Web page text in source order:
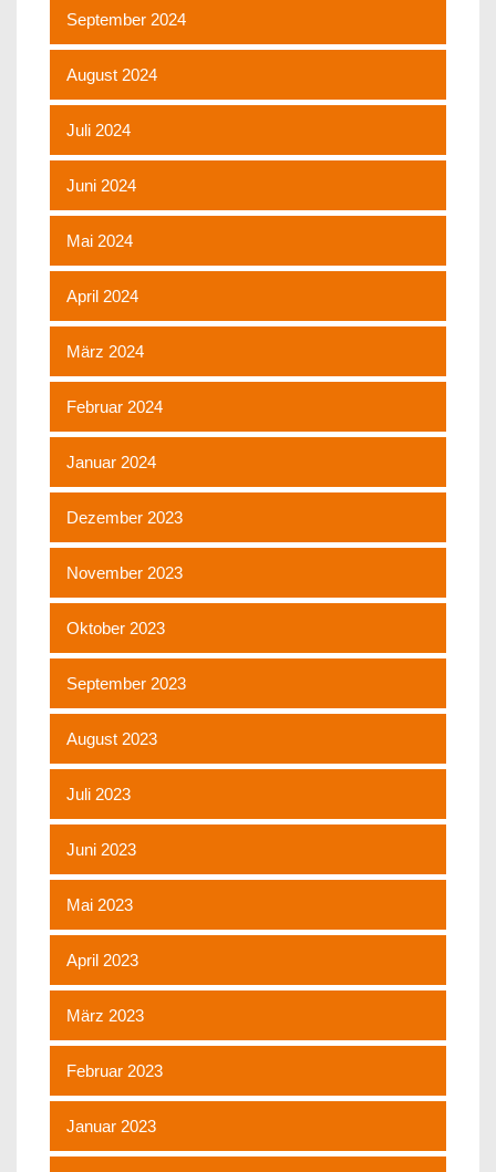
September 2024
August 2024
Juli 2024
Juni 2024
Mai 2024
April 2024
März 2024
Februar 2024
Januar 2024
Dezember 2023
November 2023
Oktober 2023
September 2023
August 2023
Juli 2023
Juni 2023
Mai 2023
April 2023
März 2023
Februar 2023
Januar 2023